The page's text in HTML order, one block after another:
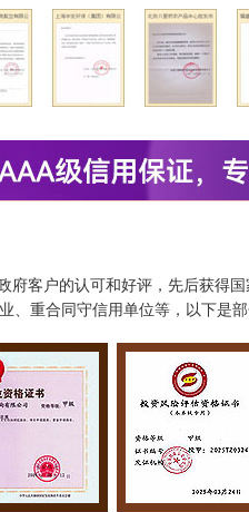
望在以后
同进步。
客户的认可和好评，先后获得
重合同守信用单位等，以下是部